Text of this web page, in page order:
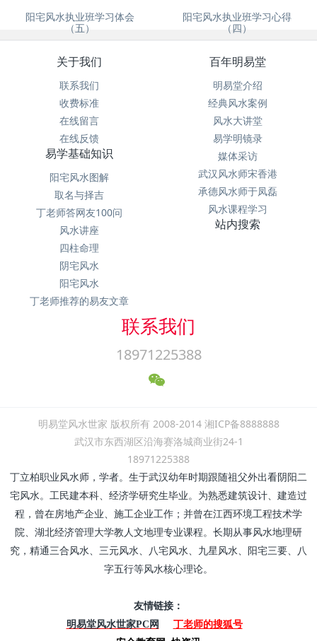
阳宅风水执业班学习体会
（五）
阳宅风水执业班学习心得
（四）
关于我们
联系我们
收费标准
在线留言
在线反馈
百年明易堂
明易堂介绍
经典风水案例
风水大讲堂
易学明镜录
媒体采访
武汉风水师宋香港
承德风水师于凤磊
风水课程学习
易学基础知识
阳宅风水图解
取名与择吉
丁老师答网友100问
风水讲座
四柱命理
阴宅风水
阳宅风水
丁老师推荐的易友文章
站内搜索
联系我们
18971225388
明易堂风水世家 版权所有 2008-2014 湘ICP备8888888
武汉市东西湖区沿海赛洛城商业街24-1
18971225388
丁立柏职业风水师，学者。生于武汉幼年时期跟随祖父外出看阴阳二
宅风水。工民建本科、经济学研究生毕业。为熟悉建筑设计、建造过
程，曾在房地产企业、施工企业工作；并曾在江西环境工程技术学
院、湖北经济管理大学教人文地理专业课程。长期从事风水地理研
究，精通三合风水、三元风水、八宅风水、九星风水、阳宅三要、八
字五行等风水核心理论。
友情链接：
明易堂风水世家PC网
丁老师的搜狐号